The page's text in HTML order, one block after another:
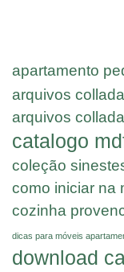
apartamento
arquivos
arquivos
catalogo
coleção
como iniciar na
cozinha
dicas para móveis
download